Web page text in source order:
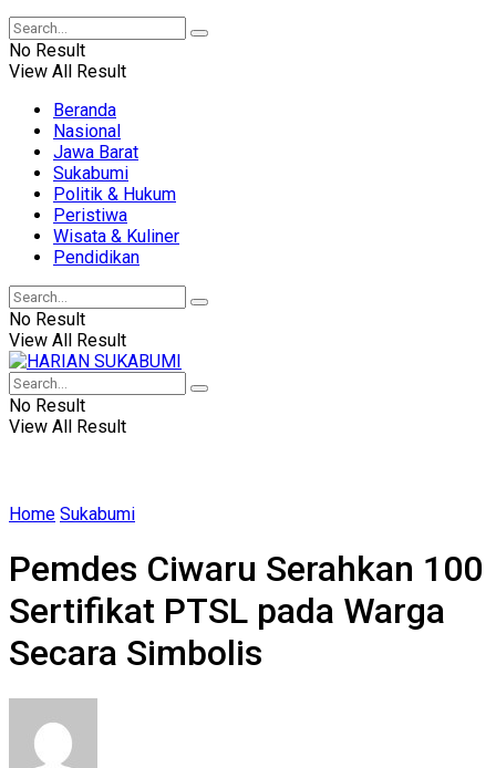
No Result
View All Result
Beranda
Nasional
Jawa Barat
Sukabumi
Politik & Hukum
Peristiwa
Wisata & Kuliner
Pendidikan
No Result
View All Result
No Result
View All Result
Home Sukabumi
Pemdes Ciwaru Serahkan 100
Sertifikat PTSL pada Warga
Secara Simbolis